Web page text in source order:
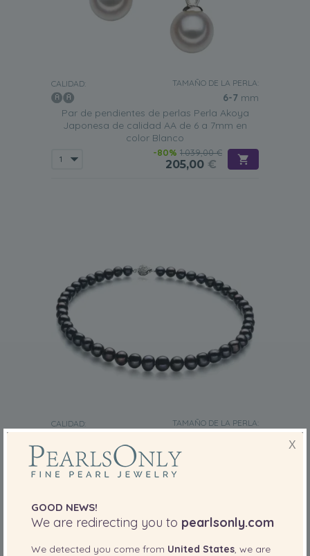
CALIDAD: TAMAÑO DE LA PERLA:
6-7 mm
Par de pendientes de perlas Perla Akoya
Japonesa de calidad AA de 6 a 7mm en
color Blanco
-80% 1.039,00 €
205,00 €
CALIDAD: TAMAÑO DE LA PERLA:
Collar de perlas Perla de Agua Dulce de
calidad A de 8 a 9mm en color Negro
X
GOOD NEWS!
We are redirecting you to pearlsonly.com
We detected you come from United States, we are